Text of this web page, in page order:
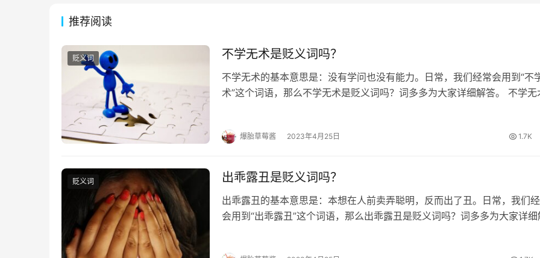
推荐阅读
贬义词 不学无术是贬义词吗？
不学无术的基本意思是：没有学问也没有能力。日常，我们经常会用到“不
术”这个词语，那么不学无术是贬义词吗？词多多为大家详细解答。 不学无
爆胎草莓酱 2023年4月25日 1.7K
贬义词 出乖露丑是贬义词吗？
出乖露丑的基本意思是：本想在人前卖弄聪明，反而出了丑。日常，我们
会用到“出乖露丑”这个词语，那么出乖露丑是贬义词吗？词多多为大家详细